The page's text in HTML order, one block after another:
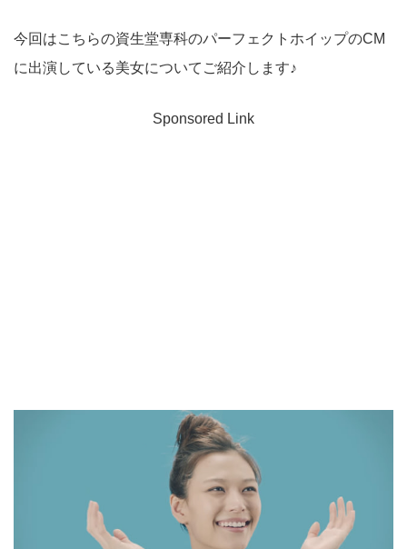
今回はこちらの資生堂専科のパーフェクトホイップのCM
に出演している美女についてご紹介します♪
Sponsored Link